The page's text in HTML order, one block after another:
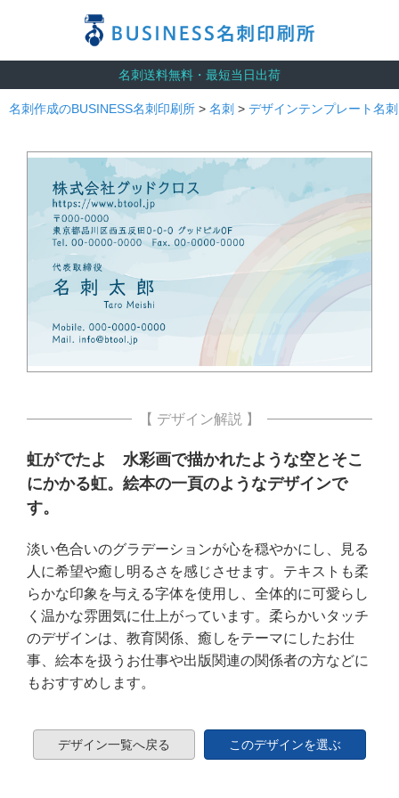
名刺送料無料・最短当日出荷
名刺作成のBUSINESS名刺印刷所 > 名刺 > デザインテンプレート名刺
【 デザイン解説 】
虹がでたよ 水彩画で描かれたような空とそこ
にかかる虹。絵本の一頁のようなデザインで
す。
淡い色合いのグラデーションが心を穏やかにし、見る
人に希望や癒し明るさを感じさせます。テキストも柔
らかな印象を与える字体を使用し、全体的に可愛らし
く温かな雰囲気に仕上がっています。柔らかいタッチ
のデザインは、教育関係、癒しをテーマにしたお仕
事、絵本を扱うお仕事や出版関連の関係者の方などに
もおすすめします。
デザイン一覧へ戻る このデザインを選ぶ